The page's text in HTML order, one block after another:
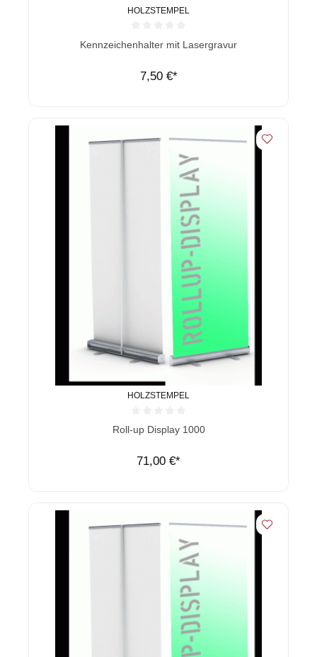
HOLZSTEMPEL
Durchschnittliche Bewertung von 0 von 5 Sternen
Kennzeichenhalter mit Lasergravur
7,50 €*
HOLZSTEMPEL
Durchschnittliche Bewertung von 0 von 5 Sternen
Roll-up Display 1000
71,00 €*